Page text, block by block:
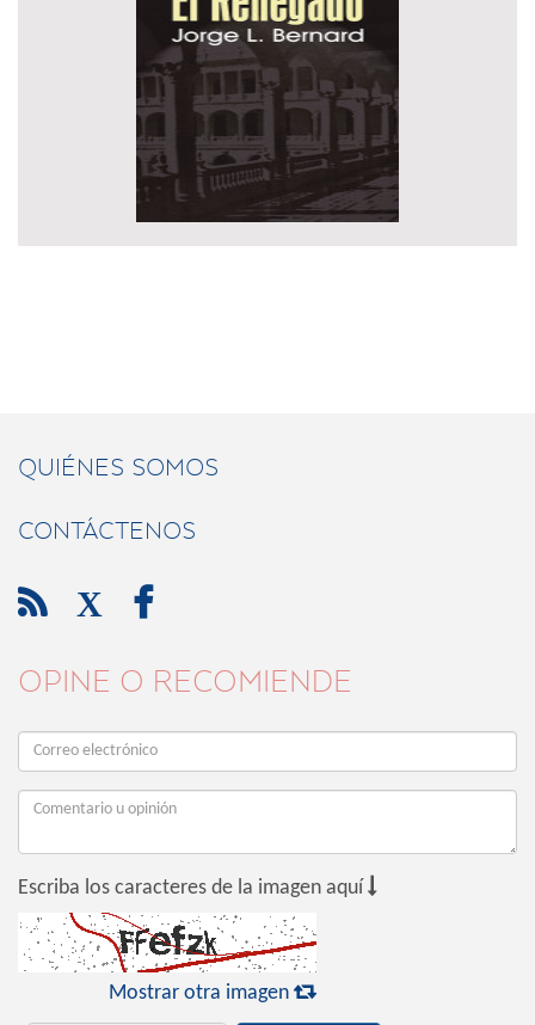
QUIÉNES SOMOS
CONTÁCTENOS
 X 
OPINE O RECOMIENDE
Escriba los caracteres de la imagen aquí 
Mostrar otra imagen 